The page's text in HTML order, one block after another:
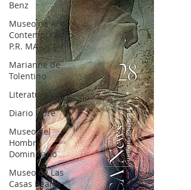
Benz
Museo de Arte
Contemporáneo
P.R. MA
Marianne de
Tolentino
Literatura
Diario Libre
Museo del
Hombre
Dominicano
Museo de Las
Casas Reales